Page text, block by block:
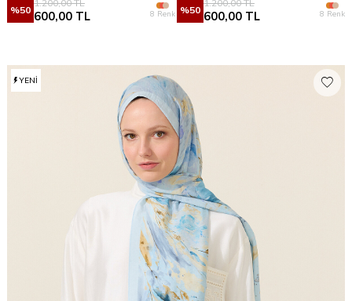
%50
1.200,00TL
600,00 TL 8 Renk %50
1.200,00TL
600,00 TL 8 Renk
YENI